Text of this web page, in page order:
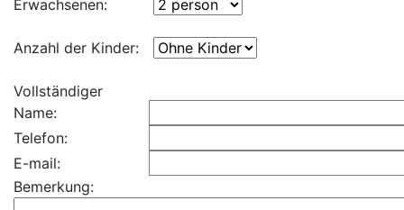
Erwachsenen:
Anzahl der Kinder:
Vollständiger
Name:
Telefon:
E-mail:
Bemerkung: